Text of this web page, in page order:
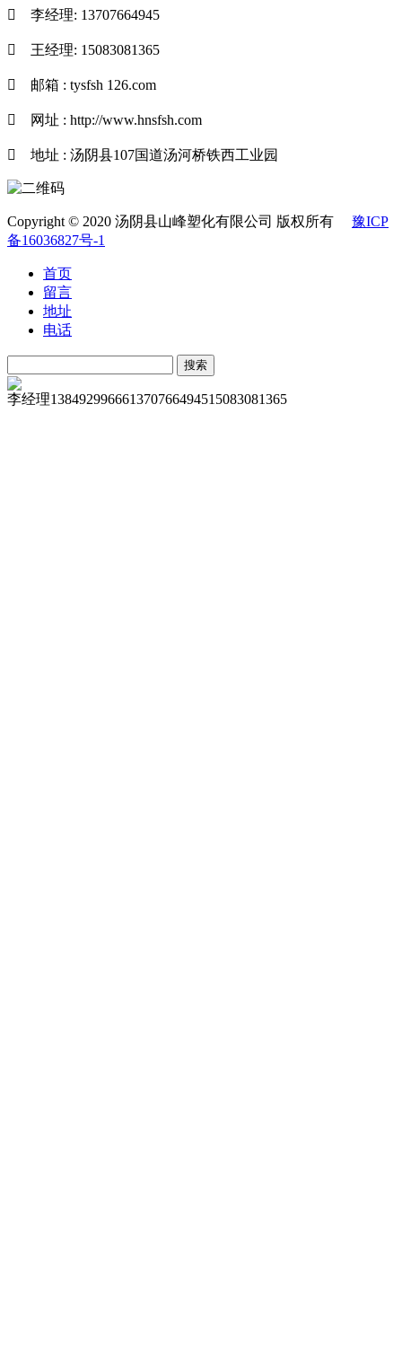
 李经理: 13707664945
 王经理: 15083081365
 邮箱 : tysfsh 126.com
 网址 : http://www.hnsfsh.com
 地址 : 汤阴县107国道汤河桥铁西工业园
Copyright © 2020 汤阴县山峰塑化有限公司 版权所有 豫ICP
备16036827号-1
首页
留言
地址
电话
李经理138492996661370766494515083081365